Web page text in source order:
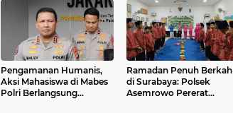
Pengamanan Humanis,
Aksi Mahasiswa di Mabes
Polri Berlangsung
Ramadan Penuh Berkah
di Surabaya: Polsek
Asemrowo Pererat